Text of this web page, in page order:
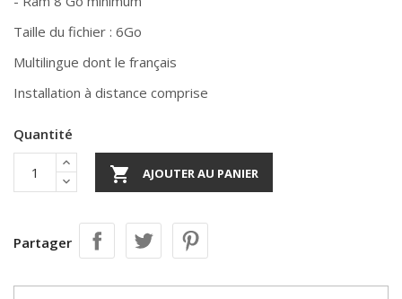
Taille du fichier : 6Go
Multilingue dont le français
Installation à distance comprise
Quantité
 AJOUTER AU PANIER
Partager